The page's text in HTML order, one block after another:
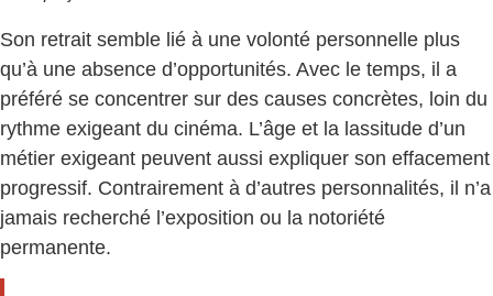
Son retrait semble lié à une volonté personnelle plus
qu’à une absence d’opportunités. Avec le temps, il a
préféré se concentrer sur des causes concrètes, loin du
rythme exigeant du cinéma. L’âge et la lassitude d’un
métier exigeant peuvent aussi expliquer son effacement
progressif. Contrairement à d’autres personnalités, il n’a
jamais recherché l’exposition ou la notoriété
permanente.